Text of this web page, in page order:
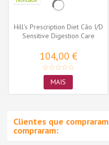
Hill's Prescription Diet Cão I/D
Sensitive Digestion Care
104,00 €
MAIS
Clientes que
compraram: